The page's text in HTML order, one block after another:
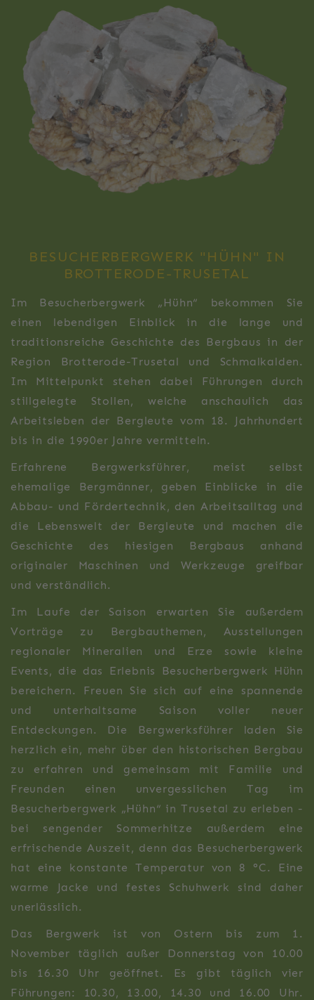
BESUCHERBERGWERK "HÜHN" IN
BROTTERODE-TRUSETAL
Im Besucherbergwerk „Hühn“ bekommen Sie
einen lebendigen Einblick in die lange und
traditionsreiche Geschichte des Bergbaus in der
Region Brotterode-Trusetal und Schmalkalden.
Im Mittelpunkt stehen dabei Führungen durch
stillgelegte Stollen, welche anschaulich das
Arbeitsleben der Bergleute vom 18. Jahrhundert
bis in die 1990er Jahre vermitteln.
Erfahrene Bergwerksführer, meist selbst
ehemalige Bergmänner, geben Einblicke in die
Abbau- und Fördertechnik, den Arbeitsalltag und
die Lebenswelt der Bergleute und machen die
Geschichte des hiesigen Bergbaus anhand
originaler Maschinen und Werkzeuge greifbar
und verständlich.
Im Laufe der Saison erwarten Sie außerdem
Vorträge zu Bergbauthemen, Ausstellungen
regionaler Mineralien und Erze sowie kleine
Events, die das Erlebnis Besucherbergwerk Hühn
bereichern. Freuen Sie sich auf eine spannende
und unterhaltsame Saison voller neuer
Entdeckungen. Die Bergwerksführer laden Sie
herzlich ein, mehr über den historischen Bergbau
zu erfahren und gemeinsam mit Familie und
Freunden einen unvergesslichen Tag im
Besucherbergwerk „Hühn“ in Trusetal zu erleben -
bei sengender Sommerhitze außerdem eine
erfrischende Auszeit, denn das Besucherbergwerk
hat eine konstante Temperatur von 8 °C. Eine
warme Jacke und festes Schuhwerk sind daher
unerlässlich.
Das Bergwerk ist von Ostern bis zum 1.
November täglich außer Donnerstag von 10.00
bis 16.30 Uhr geöffnet. Es gibt täglich vier
Führungen: 10.30, 13.00, 14.30 und 16.00 Uhr.